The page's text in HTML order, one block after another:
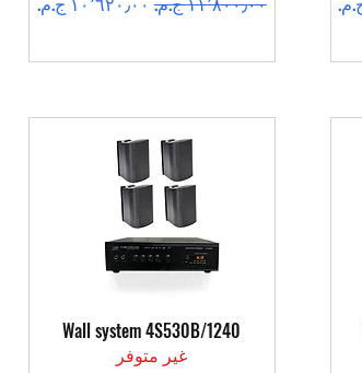
العرض السريع
Wall system 4S530B/1240
غير متوفر